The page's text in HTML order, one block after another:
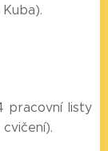
pracovní listy